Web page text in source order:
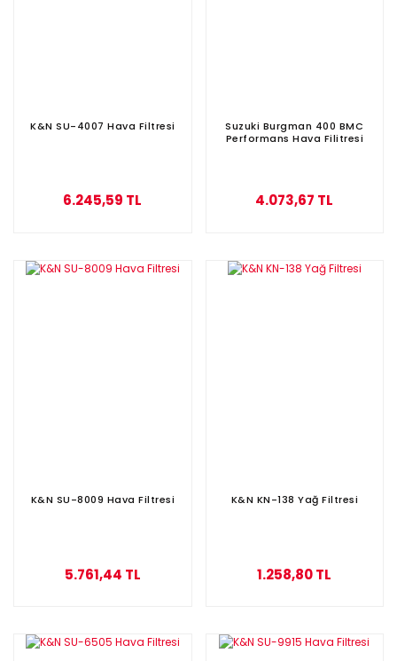
K&N SU-4007 Hava Filtresi
6.245,59 TL
Suzuki Burgman 400 BMC
Performans Hava Filitresi
4.073,67 TL
K&N SU-8009 Hava Filtresi
5.761,44 TL
K&N KN-138 Yağ Filtresi
1.258,80 TL